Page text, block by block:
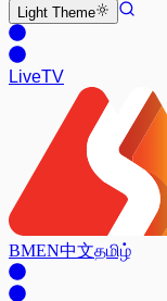
Light Theme
LiveTV
BMEN中文தமிழ்